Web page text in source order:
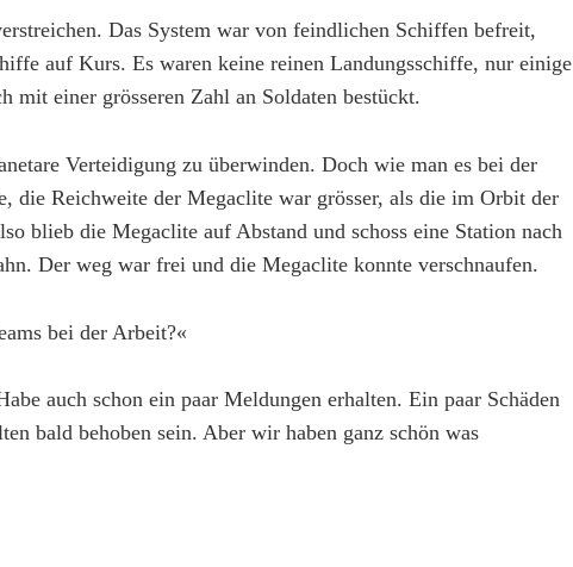
Das System war von feindlichen Schiffen befreit,
auf Kurs. Es waren keine reinen Landungsschiffe, nur einige
mit einer grösseren Zahl an Soldaten bestückt.
Verteidigung zu überwinden. Doch wie man es bei der
die Reichweite der Megaclite war grösser, als die im Orbit der
blieb die Megaclite auf Abstand und schoss eine Station nach
Der weg war frei und die Megaclite konnte verschnaufen.
bei der Arbeit?«
auch schon ein paar Meldungen erhalten. Ein paar Schäden
bald behoben sein. Aber wir haben ganz schön was